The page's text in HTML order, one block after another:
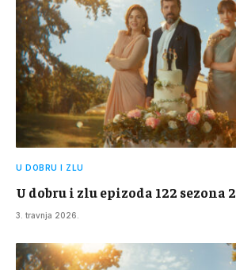
U DOBRU I ZLU
U dobru i zlu epizoda 122 sezona 2
3. travnja 2026.